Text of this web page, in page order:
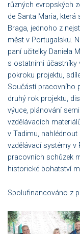
různých evropských
de Santa Maria,
Braga, jednoho z
měst v Portugalsku.
paní učitelky Daniela
s ostatními účastníky
pokroku projektu,
Součástí pracovního
druhý rok projektu,
výuce, plánování
vzdělávacích
v Tadimu,
vzdělávací systémy v
pracovních schůzek
historické bohatství
Spolufinancováno z